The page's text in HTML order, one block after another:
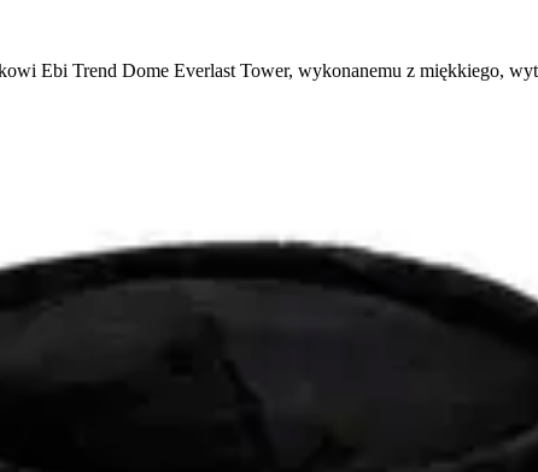
Ebi Trend Dome Everlast Tower, wykonanemu z miękkiego,